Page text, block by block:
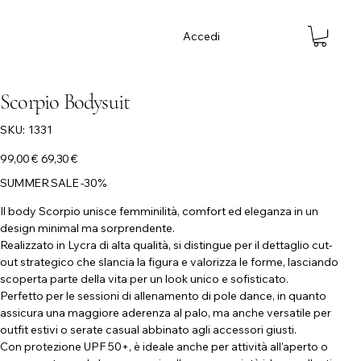
Accedi
Scorpio Bodysuit
SKU: SKU
1331
1331
99,00 €
Prezzo
scontato
69,30 €
SUMMER SALE -30%
Il body Scorpio unisce femminilità, comfort ed eleganza in un
design minimal ma sorprendente.
Realizzato in Lycra di alta qualità, si distingue per il dettaglio cut-
out strategico che slancia la figura e valorizza le forme, lasciando
scoperta parte della vita per un look unico e sofisticato.
Perfetto per le sessioni di allenamento di pole dance, in quanto
assicura una maggiore aderenza al palo, ma anche versatile per
outfit estivi o serate casual abbinato agli accessori giusti.
Con protezione UPF 50+, è ideale anche per attività all'aperto o